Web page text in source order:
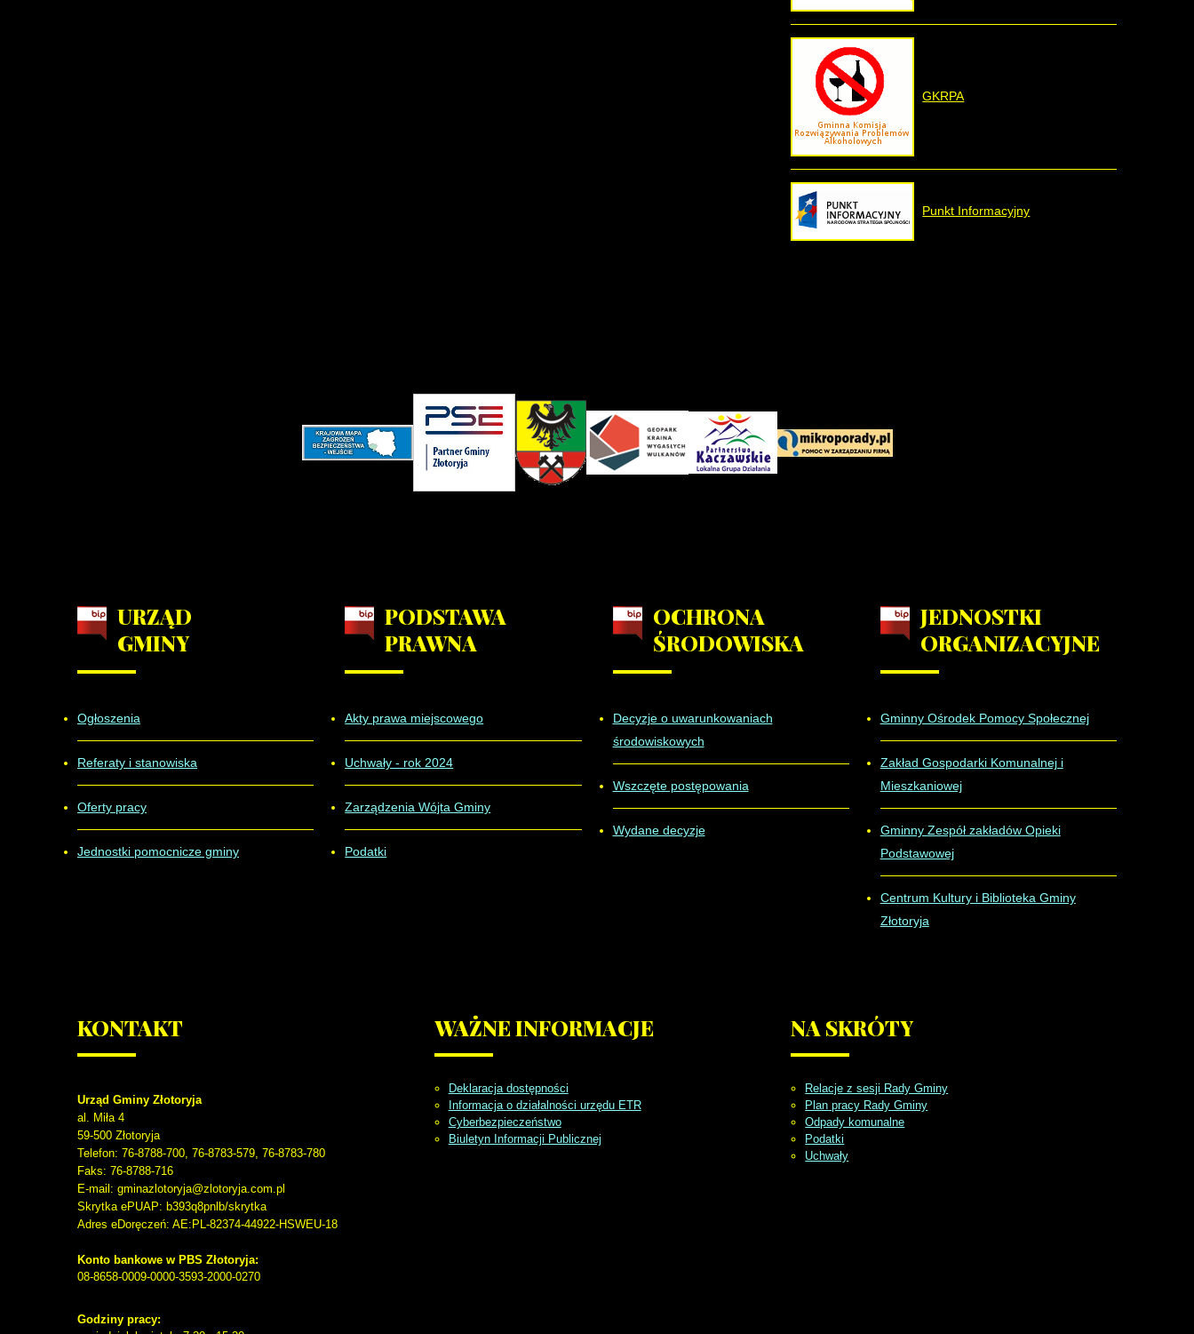
GKRPA
Punkt Informacyjny
URZĄD
GMINY
Ogłoszenia
Referaty i stanowiska
Oferty pracy
Jednostki pomocnicze gminy
PODSTAWA
PRAWNA
Akty prawa miejscowego
Uchwały - rok 2024
Zarządzenia Wójta Gminy
Podatki
OCHRONA
ŚRODOWISKA
Decyzje o uwarunkowaniach
środowiskowych
Wszczęte postępowania
Wydane decyzje
JEDNOSTKI
ORGANIZACYJNE
Gminny Ośrodek Pomocy Społecznej
Zakład Gospodarki Komunalnej i
Mieszkaniowej
Gminny Zespół zakładów Opieki
Podstawowej
Centrum Kultury i Biblioteka Gminy
Złotoryja
KONTAKT
Urząd Gminy Złotoryja
al. Miła 4
59-500 Złotoryja
Telefon: 76-8788-700, 76-8783-579, 76-8783-780
Faks: 76-8788-716
E-mail: gminazlotoryja@zlotoryja.com.pl
Skrytka ePUAP: b393q8pnlb/skrytka
Adres eDoręczeń: AE:PL-82374-44922-HSWEU-18
Konto bankowe w PBS Złotoryja:
08-8658-0009-0000-3593-2000-0270
Godziny pracy:
WAŻNEINFORMACJE
Deklaracja dostępności
Informacja o działalności urzędu ETR
Cyberbezpieczeństwo
Biuletyn Informacji Publicznej
NA SKRÓTY
Relacje z sesji Rady Gminy
Plan pracy Rady Gminy
Odpady komunalne
Podatki
Uchwały